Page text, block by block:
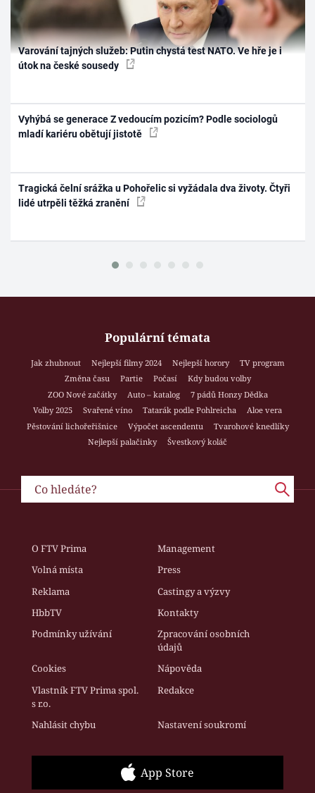
Varování tajných služeb: Putin chystá test NATO. Ve hře je i
útok na české sousedy
Vyhýbá se generace Z vedoucím pozicím? Podle sociologů
mladí kariéru obětují jistotě
Tragická čelní srážka u Pohořelic si vyžádala dva životy. Čtyři
lidé utrpěli těžká zranění
Populární témata
Jak zhubnout Nejlepší filmy 2024 Nejlepší horory
TV program
Změna času
Partie Počasí
Kdy budou volby
ZOO Nové začátky
Auto – katalog
7 pádů Honzy Dědka
Volby 2025
Svařené víno Tatarák podle Pohlreicha
Aloe vera
Pěstování lichořeřišnice
Výpočet ascendentu
Tvarohové knedlíky
Nejlepší palačinky
Švestkový koláč
O FTV Prima
Management
Volná místa
Press
Reklama
Castingy a výzvy
HbbTV
Kontakty
Podmínky užívání
Zpracování osobních
údajů
Cookies
Nápověda
Vlastník FTV Prima spol.
s r.o.
Redakce
Nahlásit chybu Nastavení soukromí
App Store